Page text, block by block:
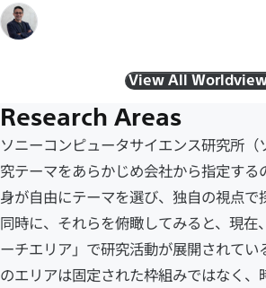
View All
Research Areas
ソニーコンピュータサイエンス研究所（
究テーマをあらかじめ会社から指定する
身が自由にテーマを選び、独自の視点で
同時に、それらを俯瞰してみると、現在
ーチエリア」で研究活動が展開されてい
のエリアは固定された枠組みではなく、